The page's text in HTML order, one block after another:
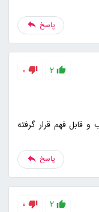
پاسخ
2
0
قابل فهم قرار گرفته
پاسخ
2
0